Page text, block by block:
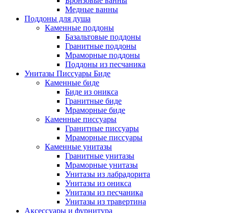
Медные ванны
Поддоны для душа
Каменные поддоны
Базальтовые поддоны
Гранитные поддоны
Мраморные поддоны
Поддоны из песчаника
Унитазы Писсуары Биде
Каменные биде
Биде из оникса
Гранитные биде
Мраморные биде
Каменные писсуары
Гранитные писсуары
Мраморные писсуары
Каменные унитазы
Гранитные унитазы
Мраморные унитазы
Унитазы из лабрадорита
Унитазы из оникса
Унитазы из песчаника
Унитазы из травертина
Аксессуары и фурнитура